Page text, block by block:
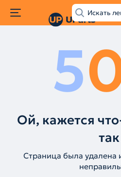
5
Ой, кажется
так
Страница была удалена